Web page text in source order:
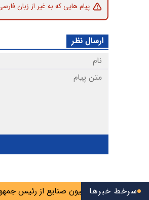
سرخط خبرها
رئیس کمیسیون صنایع از رئیس جمهور:
پیام هایی که به غیر از زبان
ارسال نظر